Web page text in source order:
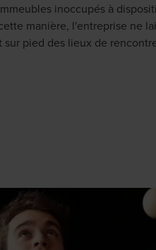
inoccupés à
manière, l'entreprise ne
pied des lieux de